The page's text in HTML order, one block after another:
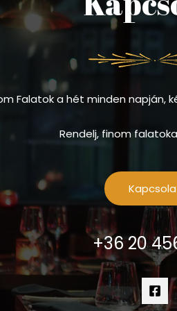
Falatok a hét minden napján,
Rendelj, finom
+36 20